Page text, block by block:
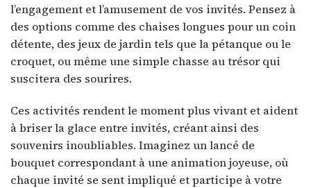
l’engagement et l’amusement de vos invités. Pensez à
des options comme des chaises longues pour un coin
détente, des jeux de jardin tels que la pétanque ou le
croquet, ou même une simple chasse au trésor qui
suscitera des sourires.
Ces activités rendent le moment plus vivant et aident
à briser la glace entre invités, créant ainsi des
souvenirs inoubliables. Imaginez un lancé de
bouquet correspondant à une animation joyeuse, où
chaque invité se sent impliqué et participe à votre